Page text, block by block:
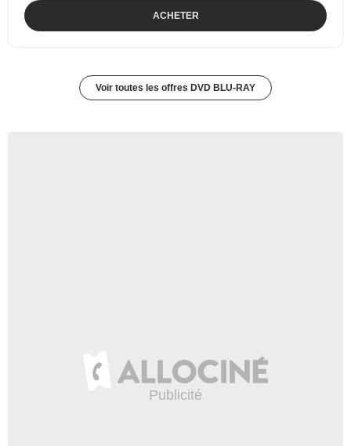
ACHETER
Voir toutes les offres DVD BLU-RAY